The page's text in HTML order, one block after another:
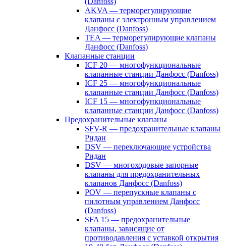
AKVA — терморегулирующие
клапаны с электронным управлением
Данфосс (Danfoss)
TEA — терморегулирующие клапаны
Данфосс (Danfoss)
Клапанные станции
ICF 20 — многофункциональные
клапанные станции Данфосс (Danfoss)
ICF 25 — многофункциональные
клапанные станции Данфосс (Danfoss)
ICF 15 — многофункциональные
клапанные станции Данфосс (Danfoss)
Предохранительные клапаны
SFV-R — предохранительные клапаны
Ридан
DSV — переключающие устройства
Ридан
DSV — многоходовые запорные
клапаны для предохранительных
клапанов Данфосс (Danfoss)
POV — перепускные клапаны с
пилотным управлением Данфосс
(Danfoss)
SFA 15 — предохранительные
клапаны, зависящие от
противодавления с уставкой открытия